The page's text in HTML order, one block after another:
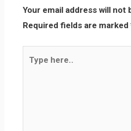
Your email address will not
Required fields are marked